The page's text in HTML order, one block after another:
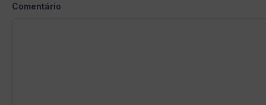
Comentário